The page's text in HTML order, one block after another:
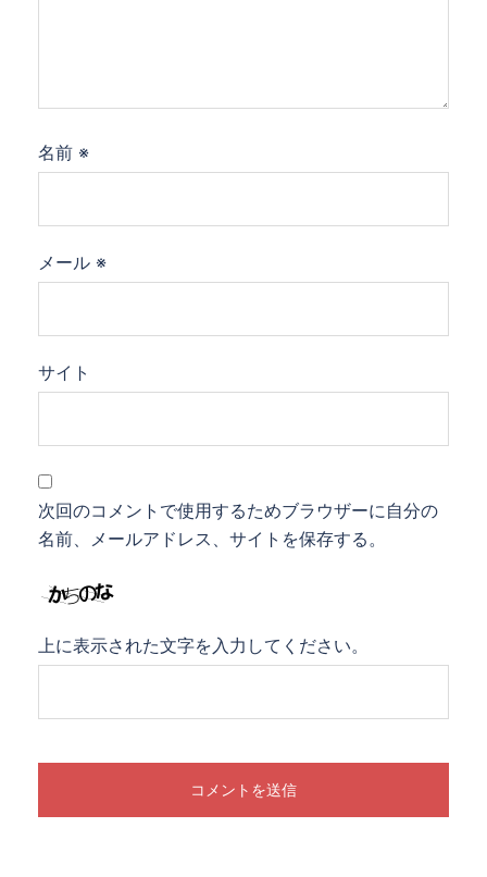
名前 ※
メール ※
サイト
次回のコメントで使用するためブラウザーに自分の
名前、メールアドレス、サイトを保存する。
上に表示された文字を入力してください。